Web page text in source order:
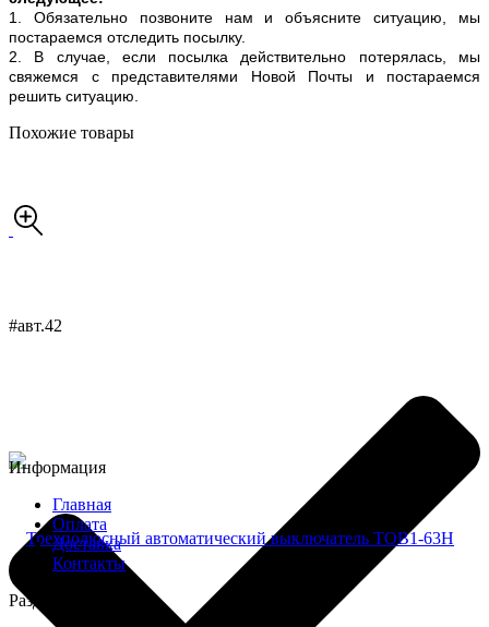
1. Обязательно позвоните нам и объясните ситуацию, мы
постараемся отследить посылку.
2. В случае, если посылка действительно потерялась, мы
свяжемся с представителями Новой Почты и постараемся
решить ситуацию.
Похожие товары
#авт.42
Информация
Главная
Оплата
Доставка
Контакты
Разделы